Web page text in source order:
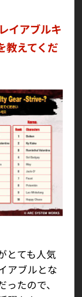
イアブルキ
教えてくだ
とても人気
アブルとな
たので、